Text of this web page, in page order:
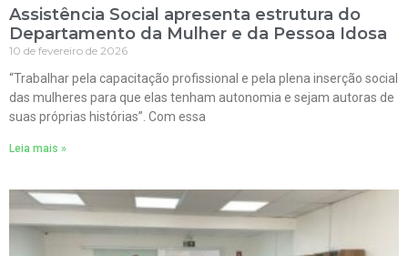
Assistência Social apresenta estrutura do
Departamento da Mulher e da Pessoa Idosa
10 de fevereiro de 2026
“Trabalhar pela capacitação profissional e pela plena inserção social
das mulheres para que elas tenham autonomia e sejam autoras de
suas próprias histórias”. Com essa
Leia mais »